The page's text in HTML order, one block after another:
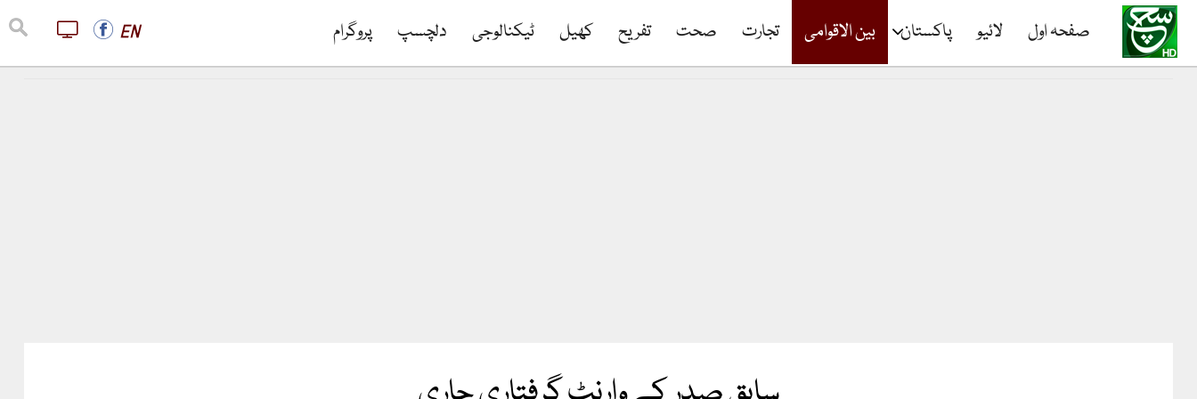
صفحہ اول لائیو پاکستان بین الاقوامی تجارت صحت تفریح کھیل ٹیکنالوجی دلچسپ پروگرام EN